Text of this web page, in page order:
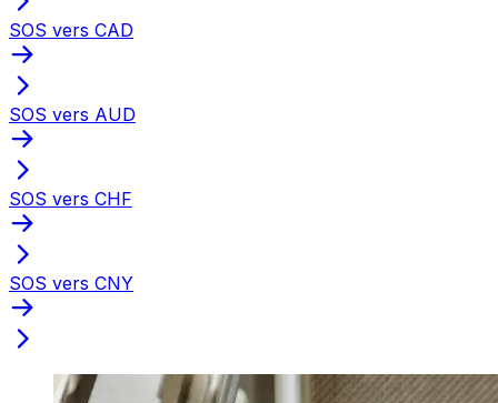
SOS vers CAD
SOS vers AUD
SOS vers CHF
SOS vers CNY